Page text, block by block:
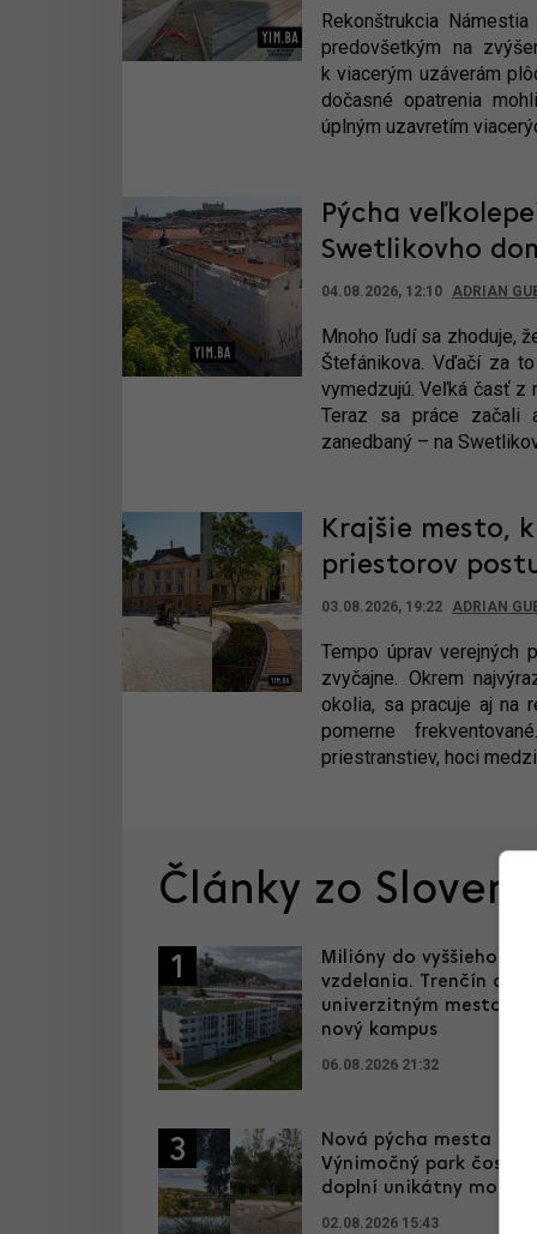
Rekonštrukcia
predovšetkým na
k viacerým uzáverám
dočasné opatrenia
úplným uzavretím
Pýcha
Swetlikovho
04.08.2026, 12:10 ADRIAN
Mnoho ľudí sa zhoduje,
Štefánikova. Vďačí za
vymedzujú. Veľká časť z
Teraz sa práce začali
zanedbaný – na
Krajšie mesto,
priestorov
03.08.2026, 19:22 ADRIAN
Tempo úprav verejných
zvyčajne. Okrem
okolia, sa pracuje aj na
pomerne
priestranstiev, hoci
Články zo
1
Milióny do vyššieho
vzdelania. Trenčín chce
univerzitným mestom,
nový kampus
06.08.2026 21:32
3
Nová pýcha mesta
Výnimočný park čoskoro
doplní unikátny most
02.08.2026 15:43